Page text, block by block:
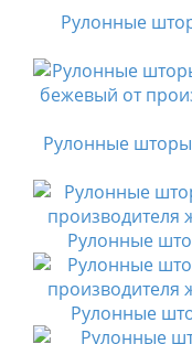
Рулонные
Рулонные
Рулонные
Рулонные